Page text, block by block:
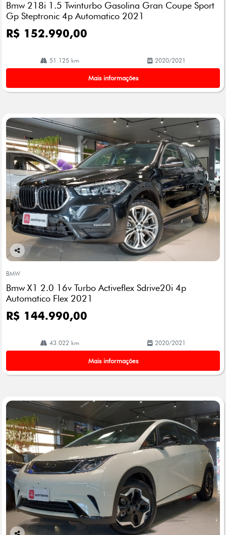
lhe
Bmw 218i 1.5 Twinturbo Gasolina Gran Coupe Sport
Gp Steptronic 4p Automatico 2021
R$ 152.990,00
51.125 km 2020/2021
Mais informações
Co
arti
lhe
BMW
Bmw X1 2.0 16v Turbo Activeflex Sdrive20i 4p
Automatico Flex 2021
R$ 144.990,00
43.022 km 2020/2021
Mais informações